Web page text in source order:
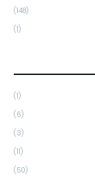
(148)
(1)
(1)
(6)
(3)
(11)
(50)